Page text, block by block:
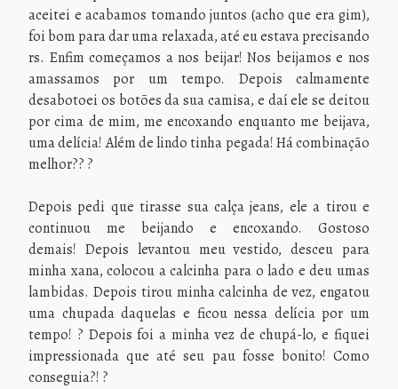
aceitei e acabamos tomando juntos (acho que era gim),
foi bom para dar uma relaxada, até eu estava precisando
rs. Enfim começamos a nos beijar! Nos beijamos e nos
amassamos por um tempo. Depois calmamente
desabotoei os botões da sua camisa, e daí ele se deitou
por cima de mim, me encoxando enquanto me beijava,
uma delícia! Além de lindo tinha pegada! Há combinação
melhor?? ?
Depois pedi que tirasse sua calça jeans, ele a tirou e
continuou me beijando e encoxando. Gostoso
demais! Depois levantou meu vestido, desceu para
minha xana, colocou a calcinha para o lado e deu umas
lambidas. Depois tirou minha calcinha de vez, engatou
uma chupada daquelas e ficou nessa delícia por um
tempo! ? Depois foi a minha vez de chupá-lo, e fiquei
impressionada que até seu pau fosse bonito! Como
conseguia?! ?